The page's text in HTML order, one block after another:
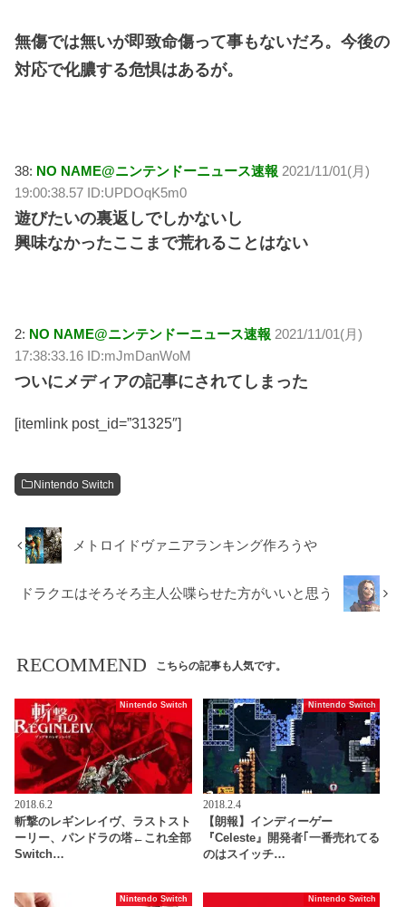
無傷では無いが即致命傷って事もないだろ。今後の
対応で化膿する危惧はあるが。
38: NO NAME@ニンテンドーニュース速報 2021/11/01(月)
19:00:38.57 ID:UPDOqK5m0
遊びたいの裏返しでしかないし
興味なかったここまで荒れることはない
2: NO NAME@ニンテンドーニュース速報 2021/11/01(月)
17:38:33.16 ID:mJmDanWoM
ついにメディアの記事にされてしまった
[itemlink post_id=”31325″]
Nintendo Switch
メトロイドヴァニアランキング作ろうや
ドラクエはそろそろ主人公喋らせた方がいいと思う
RECOMMEND こちらの記事も人気です。
Nintendo Switch
2018.6.2
斬撃のレギンレイヴ、ラストスト
ーリー、パンドラの塔←これ全部
Switch…
Nintendo Switch
2018.2.4
【朗報】インディーゲー
『Celeste』開発者｢一番売れてる
のはスイッチ…
Nintendo Switch Nintendo Switch